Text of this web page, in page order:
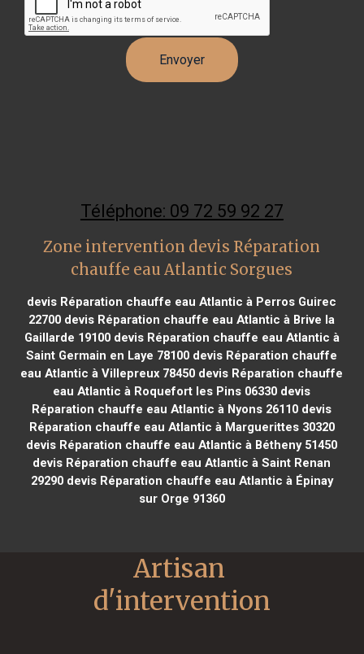
Téléphone: 09 72 59 92 27
Zone intervention devis Réparation
chauffe eau Atlantic Sorgues
devis Réparation chauffe eau Atlantic à Perros Guirec
22700 devis Réparation chauffe eau Atlantic à Brive la
Gaillarde 19100devis Réparation chauffe eau Atlantic à
Saint Germain en Laye 78100 devis Réparation chauffe
eau Atlantic à Villepreux 78450 devis Réparation chauffe
eau Atlantic à Roquefort les Pins 06330 devis
Réparation chauffe eau Atlantic à Nyons 26110 devis
Réparation chauffe eau Atlantic à Marguerittes 30320
devis Réparation chauffe eau Atlantic à Bétheny 51450
devis Réparation chauffe eau Atlantic à Saint Renan
29290devis Réparation chauffe eau Atlantic à Épinay
sur Orge 91360
Artisan
d'intervention